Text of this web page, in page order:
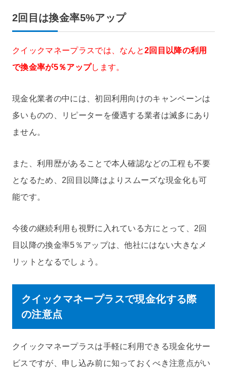
2回目は換金率5%アップ
クイックマネープラスでは、なんと2回目以降の利用
で換金率が5％アップします。
現金化業者の中には、初回利用向けのキャンペーンは
多いものの、リピーターを優遇する業者は滅多にあり
ません。
また、利用歴があることで本人確認などの工程も不要
となるため、2回目以降はよりスムーズな現金化も可
能です。
今後の継続利用も視野に入れている方にとって、2回
目以降の換金率5％アップは、他社にはない大きなメ
リットとなるでしょう。
クイックマネープラスで現金化する際
の注意点
クイックマネープラスは手軽に利用できる現金化サー
ビスですが、申し込み前に知っておくべき注意点がい